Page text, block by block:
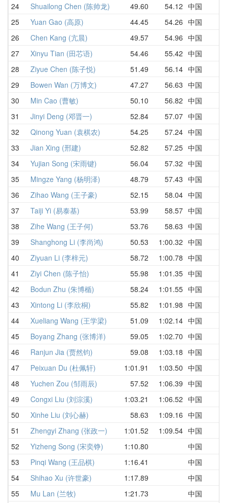
24 Shuailong Chen (陈帅龙) 49.60 54.12 中国
25 Yuan Gao (高原) 44.45 54.26 中国
26 Chen Kang (亢晨) 49.57 54.96 中国
27 Xinyu Tian (田芯语) 54.46 55.42 中国
28 Ziyue Chen (陈子悦) 51.49 56.14 中国
29 Bowen Wan (万博文) 47.27 56.63 中国
30 Min Cao (曹敏) 50.10 56.82 中国
31 Jinyi Deng (邓晋一) 52.84 57.07 中国
32 Qinong Yuan (袁棋农) 54.25 57.24 中国
33 Jian Xing (邢建) 52.82 57.25 中国
34 Yujian Song (宋雨键) 56.04 57.32 中国
35 Mingze Yang (杨明泽) 48.79 57.43 中国
36 Zihao Wang (王子豪) 52.15 58.04 中国
37 Taiji Yi (易泰基) 53.99 58.57 中国
38 Zihe Wang (王子何) 53.76 58.63 中国
39 Shanghong Li (李尚鸿) 50.53 1:00.32 中国
40 Ziyuan Li (李梓元) 58.72 1:00.78 中国
41 Ziyi Chen (陈子怡) 55.98 1:01.35 中国
42 Bodun Zhu (朱博楯) 58.24 1:01.55 中国
43 Xintong Li (李欣桐) 55.82 1:01.98 中国
44 Xueliang Wang (王学梁) 51.09 1:02.14 中国
45 Boyang Zhang (张博洋) 59.05 1:02.70 中国
46 Ranjun Jia (贾然钧) 59.08 1:03.18 中国
47 Peixuan Du (杜佩轩) 1:01.91 1:03.50 中国
48 Yuchen Zou (邹雨辰) 57.52 1:06.39 中国
49 Congxi Liu (刘淙溪) 1:03.21 1:06.52 中国
50 Xinhe Liu (刘心赫) 58.63 1:09.16 中国
51 Zhengyi Zhang (张政一) 1:01.52 1:09.54 中国
52 Yizheng Song (宋奕铮) 1:10.80 中国
53 Pinqi Wang (王品棋) 1:16.41 中国
54 Shihao Xu (许世豪) 1:17.89 中国
55 Mu Lan (兰牧) 1:21.73 中国